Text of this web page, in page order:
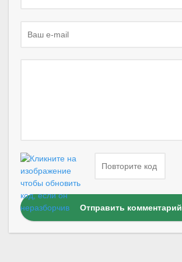
Отправить комментарий